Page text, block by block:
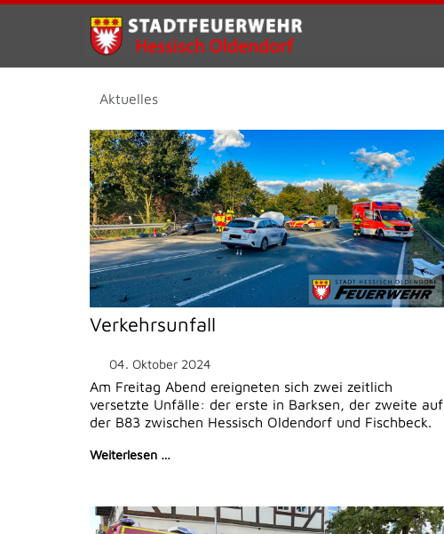
Aktuelles
Verkehrsunfall
04. Oktober 2024
Am Freitag Abend ereigneten sich zwei zeitlich
versetzte Unfälle: der erste in Barksen, der zweite auf
der B83 zwischen Hessisch Oldendorf und Fischbeck.
Weiterlesen …